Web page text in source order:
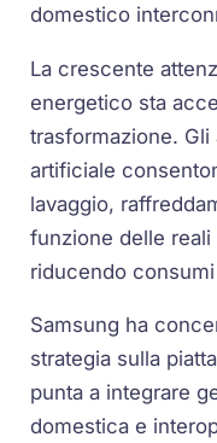
domestico
La crescente
energetico sta
trasformazione.
artificiale
lavaggio,
funzione delle
riducendo
Samsung ha
strategia sulla
punta a integrare
domestica e